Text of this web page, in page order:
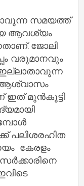
സമയത്ത്
ആവശ്യം
ജോലി
വരുമാനവും
ഇല്ലാതാവുന്ന
ആശ്വാസം
മുൻകൂട്ടി
പലിശരഹിത
കേരളം